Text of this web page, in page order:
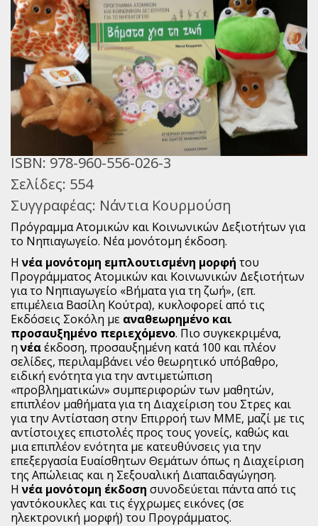
Παγκόσμια Ποίηση
Βιβλία για Παιδιά
Εφηβική Λογοτεχνία
Ελληνικό Θέατρο
Παγκόσμιο Θέατρο
Ιστορία
Βιογραφίες
Ψυχολογία
Εκπαίδευση
Λεξικά
Ημερολόγια
ISBN:978-960-556-026-3
Σελίδες: 554
Συγγραφέας: Νάντια Κουρμούση
Πρόγραμμα Ατομικών και Κοινωνικών Δεξιοτήτων για
το Νηπιαγωγείο. Νέα μονότομη έκδοση.
Hνέα μονότομη εμπλουτισμένη μορφή του
Προγράμματος Ατομικών και Κοινωνικών Δεξιοτήτων
για το Νηπιαγωγείο «Βήματα για τη ζωή», (επ.
επιμέλεια Βασίλη Κούτρα), κυκλοφορεί από τις
Εκδόσεις Σοκόλη με αναθεωρημένο και
προσαυξημένο περιεχόμενο. Πιο συγκεκριμένα,
ηνέαέκδοση, προσαυξημένη κατά 100 και πλέον
σελίδες, περιλαμβάνει νέο θεωρητικό υπόβαθρο,
ειδική ενότητα για την αντιμετώπιση
«προβληματικών» συμπεριφορών των μαθητών,
επιπλέον μαθήματα για τη Διαχείριση του Στρες και
για την Αντίσταση στην Επιρροή των ΜΜΕ, μαζί με τις
αντίστοιχες επιστολές προς τους γονείς, καθώς και
μια επιπλέον ενότητα με κατευθύνσεις για την
επεξεργασία Ευαίσθητων Θεμάτων όπως η Διαχείριση
της Απώλειας και η Σεξουαλική Διαπαιδαγώγηση.
Ηνέα μονότομη έκδοση συνοδεύεται πάντα από τις
γαντόκουκλες και τις έγχρωμες εικόνες (σε
ηλεκτρονική μορφή) του Προγράμματος.